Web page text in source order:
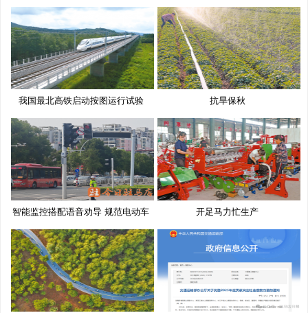
我国最北高铁启动按图运行试验 抗旱保秋
智能监控搭配语音劝导 规范电动车 开足马力忙生产